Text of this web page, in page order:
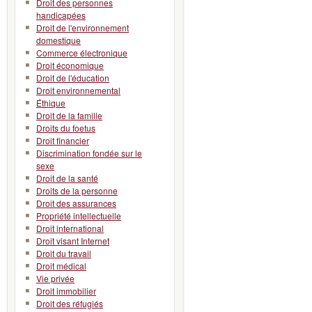
Droit des personnes
handicapées
Droit de l'environnement
domestique
Commerce électronique
Droit économique
Droit de l'éducation
Droit environnemental
Éthique
Droit de la famille
Droits du foetus
Droit financier
Discrimination fondée sur le
sexe
Droit de la santé
Droits de la personne
Droit des assurances
Propriété intellectuelle
Droit international
Droit visant Internet
Droit du travail
Droit médical
Vie privée
Droit immobilier
Droit des réfugiés